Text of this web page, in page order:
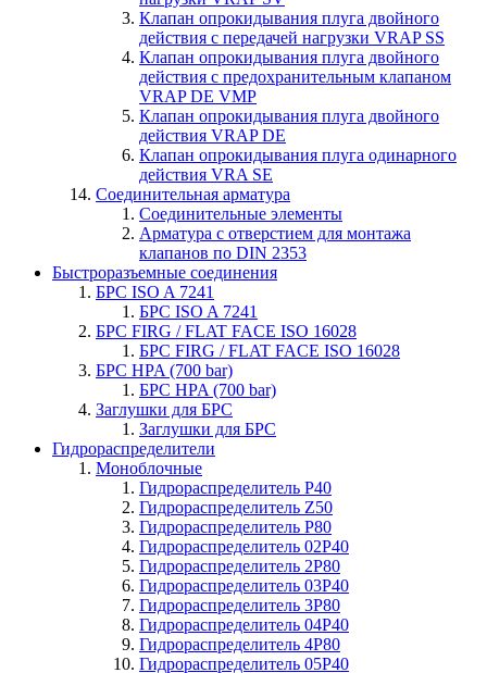
Клапан опрокидывания плуга двойного
действия с передачей нагрузки VRAP SS
Клапан опрокидывания плуга двойного
действия c предохранительным клапаном
VRAP DE VMP
Клапан опрокидывания плуга двойного
действия VRAP DE
Клапан опрокидывания плуга одинарного
действия VRA SE
Соединительная арматура
Соединительные элементы
Арматура с отверстием для монтажа
клапанов по DIN 2353
Быстроразъемные соединения
БРС ISO A 7241
БРС ISO A 7241
БРС FIRG / FLAT FACE ISO 16028
БРС FIRG / FLAT FACE ISO 16028
БРС HPA (700 bar)
БРС HPA (700 bar)
Заглушки для БРС
Заглушки для БРС
Гидрораспределители
Моноблочные
Гидрораспределитель P40
Гидрораспределитель Z50
Гидрораспределитель P80
Гидрораспределитель 02P40
Гидрораспределитель 2P80
Гидрораспределитель 03P40
Гидрораспределитель 3P80
Гидрораспределитель 04P40
Гидрораспределитель 4P80
Гидрораспределитель 05P40